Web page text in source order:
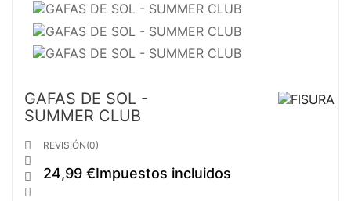
GAFAS DE SOL -
SUMMER CLUB




REVISIÓN(0)
24,99 €Impuestos incluidos